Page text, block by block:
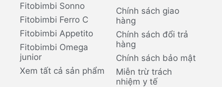
Fitobimbi Sonno
Fitobimbi Ferro C
Fitobimbi Appetito
Fitobimbi Omega
junior
Xem tất cả sản phẩm
Chính sách giao
hàng
Chính sách đổi trả
hàng
Chính sách bảo mật
Miễn trừ trách
nhiệm y tế